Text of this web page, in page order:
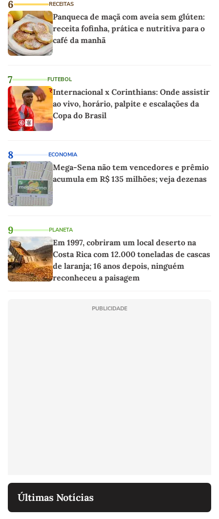
6 RECEITAS
Panqueca de maçã com aveia sem glúten:
receita fofinha, prática e nutritiva para o
café da manhã
7 FUTEBOL
Internacional x Corinthians: Onde assistir
ao vivo, horário, palpite e escalações da
Copa do Brasil
8 ECONOMIA
Mega-Sena não tem vencedores e prêmio
acumula em R$ 135 milhões; veja dezenas
9 PLANETA
Em 1997, cobriram um local deserto na
Costa Rica com 12.000 toneladas de cascas
de laranja; 16 anos depois, ninguém
reconheceu a paisagem
PUBLICIDADE
Últimas Notícias